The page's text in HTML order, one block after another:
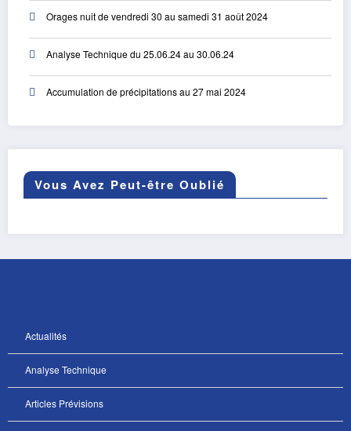
Orages nuit de vendredi 30 au samedi 31 août 2024
Analyse Technique du 25.06.24 au 30.06.24
Accumulation de précipitations au 27 mai 2024
Vous Avez Peut-être Oublié
Actualités
Analyse Technique
Articles Prévisions